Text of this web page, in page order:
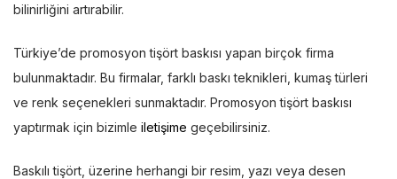
bilinirliğini artırabilir.
Türkiye’de promosyon tişört baskısı yapan birçok firma
bulunmaktadır. Bu firmalar, farklı baskı teknikleri, kumaş türleri
ve renk seçenekleri sunmaktadır. Promosyon tişört baskısı
yaptırmak için bizimle iletişime geçebilirsiniz.
Baskılı tişört, üzerine herhangi bir resim, yazı veya desen